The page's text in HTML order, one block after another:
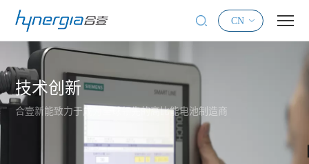
CN
首页
关于我们
技术创新
合壹新能致力于成为全球领先的高比能电池制造商